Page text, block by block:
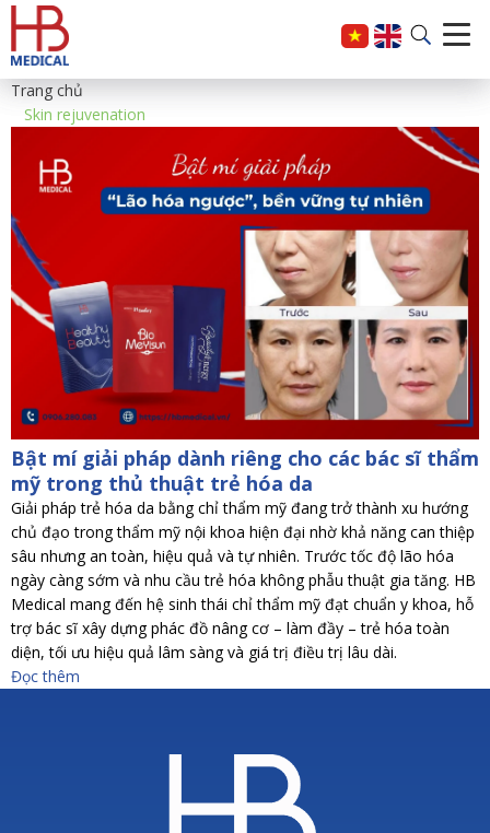
Trang chủ
Skin rejuvenation
Bật mí giải pháp dành riêng cho các bác sĩ thẩm
mỹ trong thủ thuật trẻ hóa da
Giải pháp trẻ hóa da bằng chỉ thẩm mỹ đang trở thành xu hướng
chủ đạo trong thẩm mỹ nội khoa hiện đại nhờ khả năng can thiệp
sâu nhưng an toàn, hiệu quả và tự nhiên. Trước tốc độ lão hóa
ngày càng sớm và nhu cầu trẻ hóa không phẫu thuật gia tăng. HB
Medical mang đến hệ sinh thái chỉ thẩm mỹ đạt chuẩn y khoa, hỗ
trợ bác sĩ xây dựng phác đồ nâng cơ – làm đầy – trẻ hóa toàn
diện, tối ưu hiệu quả lâm sàng và giá trị điều trị lâu dài.
Đọc thêm